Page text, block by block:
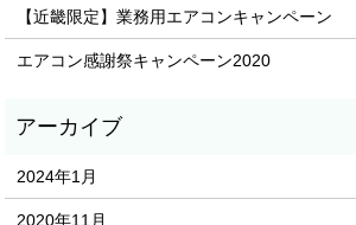
【近畿限定】業務用エアコンキャンペーン
エアコン感謝祭キャンペーン2020
2024年1月
2020年11月